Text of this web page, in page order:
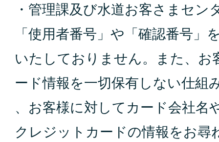
・管理課及び水道お客さまセン
「使用者番号」や 「確認番号」
いたしておりません。また、お
ー ド情報を一切保有しない仕組
、お客様に対してカー ド会社名
クレジットカ ードの情報をお尋